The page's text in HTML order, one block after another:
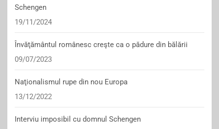
Schengen
19/11/2024
Învăţământul românesc creşte ca o pădure din bălării
09/07/2023
Naţionalismul rupe din nou Europa
13/12/2022
Interviu imposibil cu domnul Schengen